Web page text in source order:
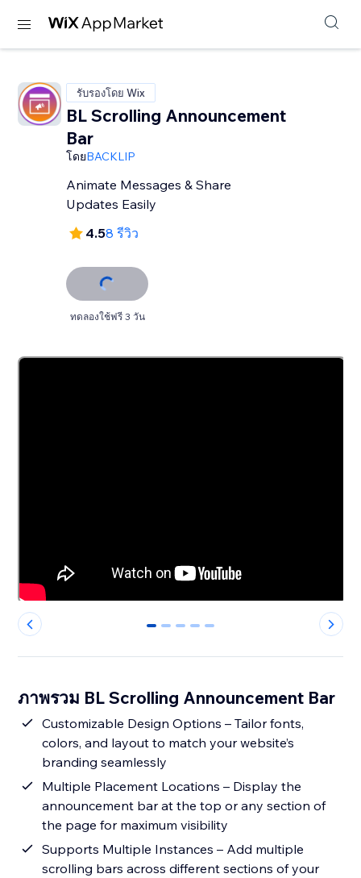
รับรองโดย Wix
BL Scrolling Announcement
Bar
โดยBACKLIP
Animate Messages & Share
Updates Easily
4.58 รีวิว
ทดลองใช้ฟรี 3 วัน
0 1 2 3 4
ภาพรวม BL Scrolling Announcement Bar
Customizable Design Options – Tailor fonts,
colors, and layout to match your website’s
branding seamlessly
Multiple Placement Locations – Display the
announcement bar at the top or any section of
the page for maximum visibility
Supports Multiple Instances – Add multiple
scrolling bars across different sections of your